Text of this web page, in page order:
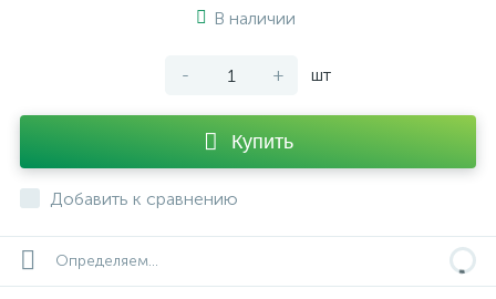
В наличии
- + шт
Купить
Добавить к сравнению
Определяем...